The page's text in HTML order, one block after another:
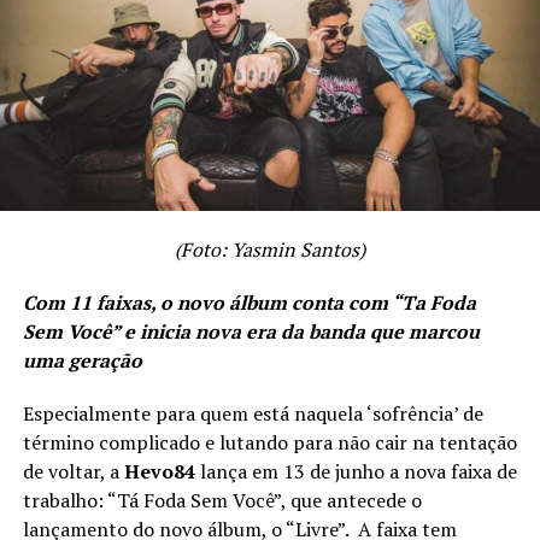
(Foto: Yasmin Santos)
Com 11 faixas, o novo álbum conta com “Ta Foda
Sem Você” e inicia nova era da banda que marcou
uma geração
Especialmente para quem está naquela ‘sofrência’ de
término complicado e lutando para não cair na tentação
de voltar, aHevo84lança em 13 de junho a nova faixa de
trabalho: “Tá Foda Sem Você”, que antecede o
lançamento do novo álbum, o “Livre”. A faixa tem